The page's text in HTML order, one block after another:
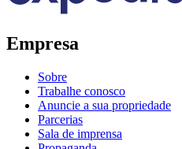
Empresa
Sobre
Trabalhe conosco
Anuncie a sua propriedade
Parcerias
Sala de imprensa